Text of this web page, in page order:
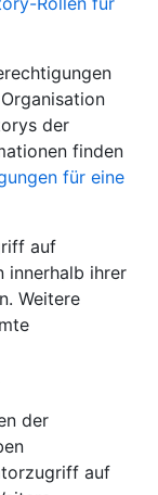
der
finden
für eine
auf
innerhalb ihrer
Weitere
der
auf